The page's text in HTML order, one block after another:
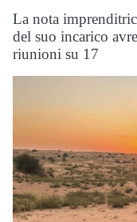
La nota
del suo incarico
riunioni su 17